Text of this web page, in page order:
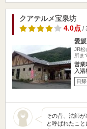
クアテルメ宝泉坊
4.0点/
愛
JR松
所ま
営業
入浴
日帰
その昔、法師
と呼ばれたこ